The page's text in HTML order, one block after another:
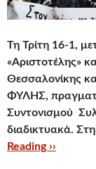
Τη Τρίτη 16-1,
«Αριστοτέλης»
Θεσσαλονίκης
ΦΥΛΗΣ,
Συντονισμού
διαδικτυακά.
Reading ››